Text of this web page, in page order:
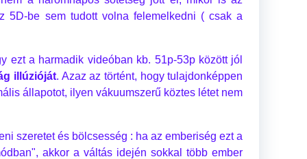
5D-be sem tudott volna felemelkedni ( csak a
ezt a harmadik videóban kb. 51p-53p között jól
illúzióját. Azaz az történt, hogy tulajdonképpen
állapotot, ilyen vákuumszerű köztes létet nem
szeretet és bölcsesség : ha az emberiség ezt a
akkor a váltás idején sokkal több ember